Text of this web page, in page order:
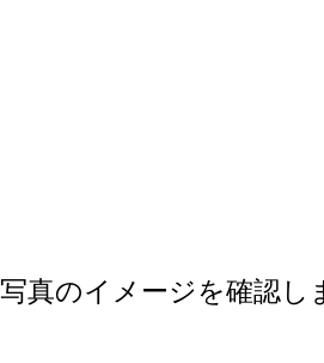
真のイメージを確認し